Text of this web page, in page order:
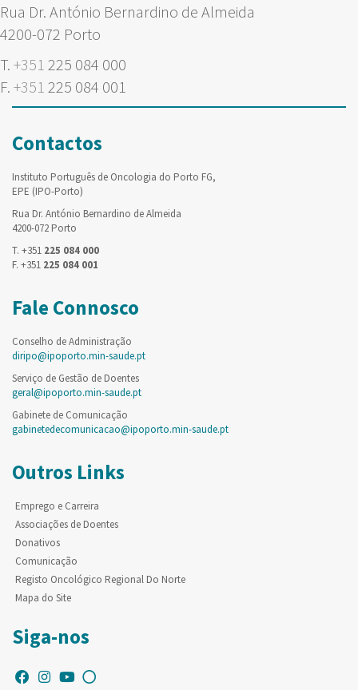
Rua Dr. António Bernardino de Almeida
4200-072 Porto
T. +351 225 084 000
F. +351 225 084 001
Contactos
Instituto Português de Oncologia do Porto FG,
EPE (IPO-Porto)
Rua Dr. António Bernardino de Almeida
4200-072 Porto
T. +351 225 084 000
F. +351 225 084 001
Fale Connosco
Conselho de Administração
diripo@ipoporto.min-saude.pt
Serviço de Gestão de Doentes
geral@ipoporto.min-saude.pt
Gabinete de Comunicação
gabinetedecomunicacao@ipoporto.min-saude.pt
Outros Links
Emprego e Carreira
Associações de Doentes
Donativos
Comunicação
Registo Oncológico Regional Do Norte
Mapa do Site
Siga-nos